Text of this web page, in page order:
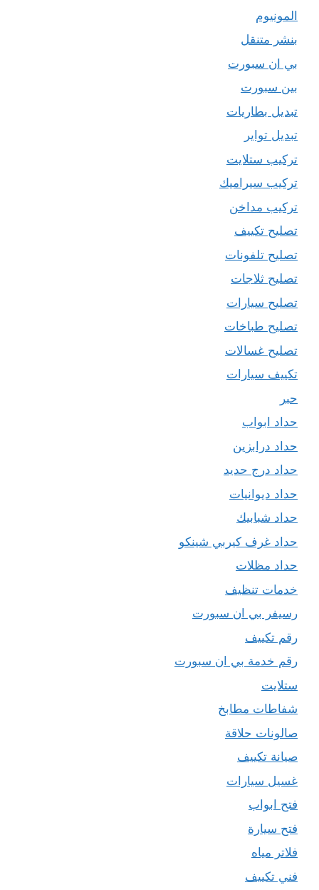
المونيوم
بنشر متنقل
بي ان سبورت
بين سبورت
تبديل بطاريات
تبديل تواير
تركيب ستلايت
تركيب سيراميك
تركيب مداخن
تصليح تكييف
تصليح تلفونات
تصليح ثلاجات
تصليح سيارات
تصليح طباخات
تصليح غسالات
تكييف سيارات
حبر
حداد ابواب
حداد درابزين
حداد درج حديد
حداد ديوانيات
حداد شبابيك
حداد غرف كيربي شينكو
حداد مظلات
خدمات تنظيف
رسيفر بي ان سبورت
رقم تكييف
رقم خدمة بي ان سبورت
ستلايت
شفاطات مطابخ
صالونات حلاقة
صيانة تكييف
غسيل سيارات
فتح ابواب
فتح سيارة
فلاتر مياه
فني تكييف